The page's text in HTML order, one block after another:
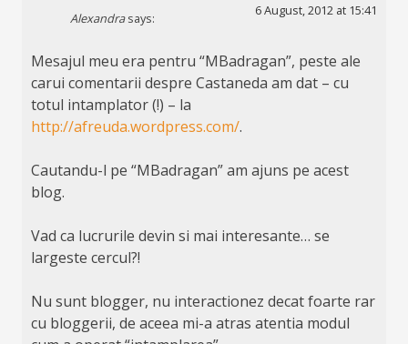
Alexandra says:
6 August, 2012 at 15:41
Mesajul meu era pentru “MBadragan”, peste ale
carui comentarii despre Castaneda am dat – cu
totul intamplator (!) – la
http://afreuda.wordpress.com/.
Cautandu-l pe “MBadragan” am ajuns pe acest
blog.
Vad ca lucrurile devin si mai interesante… se
largeste cercul?!
Nu sunt blogger, nu interactionez decat foarte rar
cu bloggerii, de aceea mi-a atras atentia modul